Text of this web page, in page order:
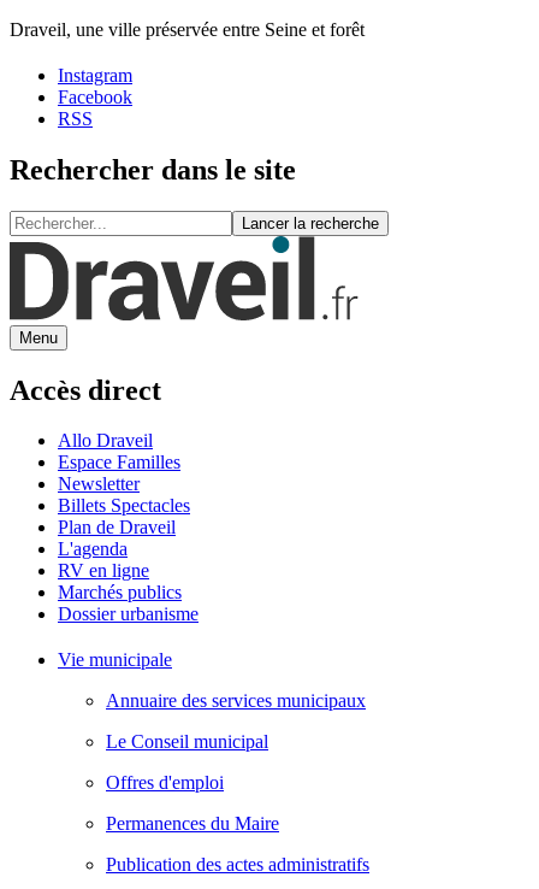
Draveil, une ville préservée entre Seine et forêt
Instagram
Facebook
RSS
Rechercher dans le site
Lancer la recherche
Menu
Accès direct
Allo Draveil
Espace Familles
Newsletter
Billets Spectacles
Plan de Draveil
L'agenda
RV en ligne
Marchés publics
Dossier urbanisme
Vie municipale
Annuaire des services municipaux
Le Conseil municipal
Offres d'emploi
Permanences du Maire
Publication des actes administratifs